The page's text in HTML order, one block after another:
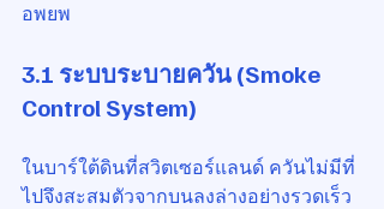
อพยพ
3.1 ระบบระบายควัน (Smoke
Control System)
ในบาร์ใต้ดินที่สวิตเซอร์แลนด์ ควันไม่มีที่
ไปจึงสะสมตัวจากบนลงล่างอย่างรวดเร็ว